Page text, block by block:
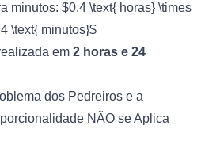
minutos: $0,4 \text{ horas} \times
\text{ minutos}$
em 2 horas e 24
dos Pedreiros e a
NÃO se Aplica